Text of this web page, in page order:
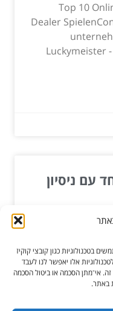
בטכנולוגיות כגון קובצי קוקיז
אלו יאפשר לנו לעבד
זה. אי־מתן הסכמה או ביטול הסכמה
באתר.
Top 10
Dealer
Luckymeister
עם ניסיון
יהיה בעל ניסיון